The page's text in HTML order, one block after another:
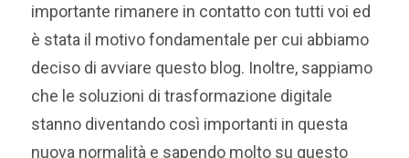
importante rimanere in contatto con tutti voi ed
è stata il motivo fondamentale per cui abbiamo
deciso di avviare questo blog. Inoltre, sappiamo
che le soluzioni di trasformazione digitale
stanno diventando così importanti in questa
nuova normalità e sapendo molto su questo